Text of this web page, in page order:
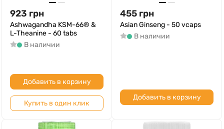
923 грн
Ashwagandha KSM-66® &
L-Theanine - 60 tabs
В наличии
Добавить в корзину
Купить в один клик
455 грн
Asian Ginseng - 50 vcaps
В наличии
Добавить в корзину